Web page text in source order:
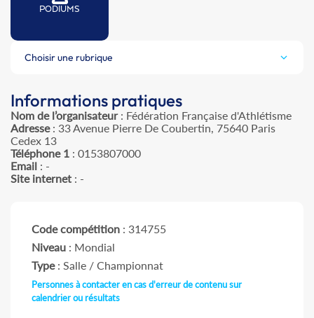
PODIUMS
Choisir une rubrique
Informations pratiques
Nom de l’organisateur: Fédération Française d'Athlétisme
Adresse: 33 Avenue Pierre De Coubertin, 75640 Paris
Cedex 13
Téléphone 1 : 0153807000
Email : -
Site internet : -
Code compétition : 314755
Niveau : Mondial
Type: Salle / Championnat
Personnes à contacter en cas d'erreur de contenu sur
calendrier ou résultats